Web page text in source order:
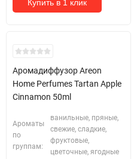
Купить в 1 клик
Аромадиффузор Areon
Home Perfumes Tartan Apple
Cinnamon 50ml
Ароматы
по
группам:
ванильные, пряные,
свежие, сладкие,
фруктовые,
цветочные, ягодные